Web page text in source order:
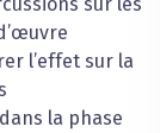
l’effet sur la
la phase